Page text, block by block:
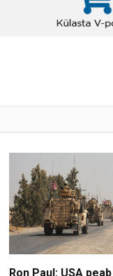
Ron Paul: USA